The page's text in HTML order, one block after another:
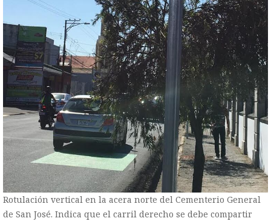
Rotulación vertical en la acera norte del Cementerio General
de San José. Indica que el carril derecho se debe compartir